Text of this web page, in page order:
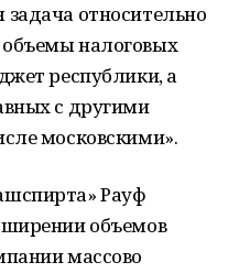
относительно
налоговых
республики, а
с другими
московскими».
Рауф
объемов
массово